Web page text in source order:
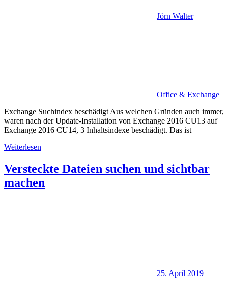
Jörn Walter
Office & Exchange
Exchange Suchindex beschädigt Aus welchen Gründen auch immer,
waren nach der Update-Installation von Exchange 2016 CU13 auf
Exchange 2016 CU14, 3 Inhaltsindexe beschädigt. Das ist
Weiterlesen
Versteckte Dateien suchen und sichtbar
machen
25. April 2019